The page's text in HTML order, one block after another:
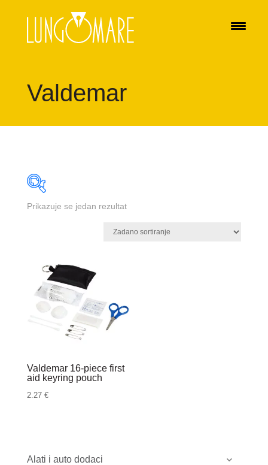
Valdemar
Alati i auto dodaci
Prikazuje se jedan rezultat
Valdemar 16-piece first
aid keyring pouch
2.27 €